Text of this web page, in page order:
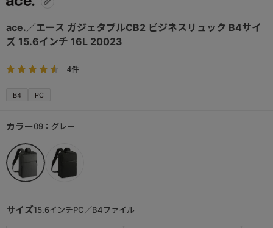
ace.／エース ガジェタブルCB2 ビジネスリュック B4サイ
ズ 15.6インチ 16L 20023
4件
B4 PC
サイズ15.6インチPC／B4ファイル
カラー09：グレー